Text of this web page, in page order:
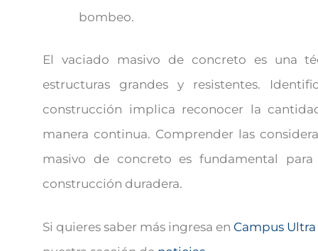
bombeo.
El vaciado masivo de concreto es una
estructuras grandes y resistentes.
construcción implica reconocer la
manera continua. Comprender las
masivo de concreto es fundamental
construcción duradera.
Si quieres saber más ingresa en Campus Ultra